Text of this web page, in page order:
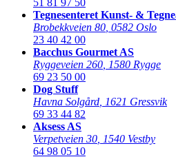
Tegnesenteret Kunst- &
Brobekkveien 80 0582 Oslo
23 40 42 00
Bacchus Gourmet AS
Ryggeveien 260 1580 Rygge
69 23 50 00
Dog Stuff
Havna Solgård 1621 Gressvik
69 33 44 82
Aksess AS
Verpetveien 30 1540 Vestby
64 98 05 10